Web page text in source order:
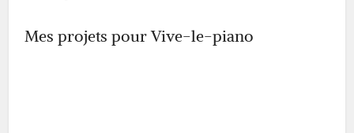
Mes projets pour Vive-le-piano